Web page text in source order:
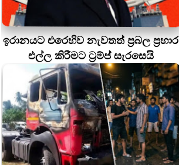
ඉරානයට එරෙහිව නැවතත් ප්‍රබල ප්‍රහාර
එල්ල කිරීමට ට්‍රම්ප් සැරසෙයි